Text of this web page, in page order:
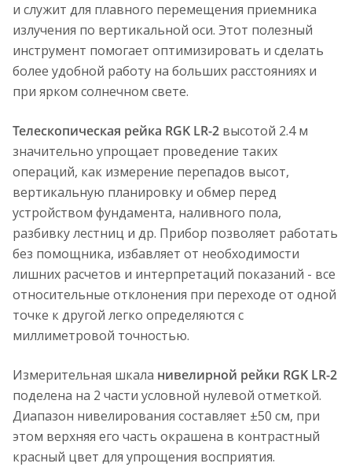
и служит для плавного перемещения приемника
излучения по вертикальной оси. Этот полезный
инструмент помогает оптимизировать и сделать
более удобной работу на больших расстояниях и
при ярком солнечном свете.
Телескопическая рейка RGK LR-2 высотой 2.4 м
значительно упрощает проведение таких
операций, как измерение перепадов высот,
вертикальную планировку и обмер перед
устройством фундамента, наливного пола,
разбивку лестниц и др. Прибор позволяет работать
без помощника, избавляет от необходимости
лишних расчетов и интерпретаций показаний - все
относительные отклонения при переходе от одной
точке к другой легко определяются с
миллиметровой точностью.
Измерительная шкала нивелирной рейки RGK LR-2
поделена на 2 части условной нулевой отметкой.
Диапазон нивелирования составляет ±50 см, при
этом верхняя его часть окрашена в контрастный
красный цвет для упрощения восприятия.